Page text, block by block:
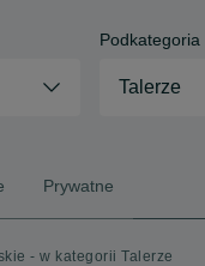
Podkategoria
Talerze
Prywatne
- w kategorii Talerze